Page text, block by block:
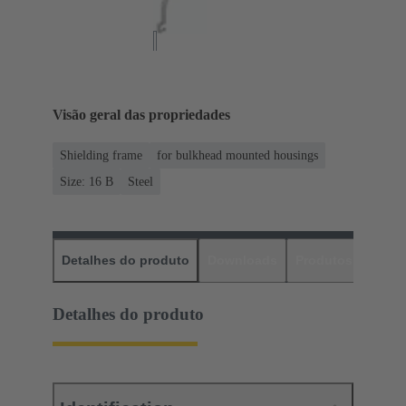
Visão geral das propriedades
Shielding frame
for bulkhead mounted housings
Size: 16 B
Steel
Detalhes do produto
Detalhes do produto